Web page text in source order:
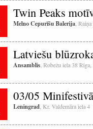
Twin Peaks
Melno Cepurīšu Balerija ,
Latviešu
Ansamblis , Robežu iela 38
03/05
Leningrad , Kr. Valdemāra iela 4